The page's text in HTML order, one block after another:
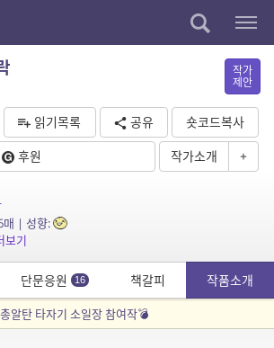
작가
제안
읽기목록 공유
숏코드복사
후원
작가소개 +
| 성향:
보기
단문응원 16 책갈피 작품소개
알탄 타자기 소일장 참여작💣